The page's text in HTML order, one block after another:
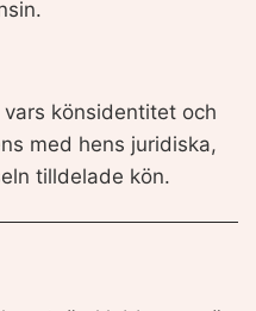
könsidentitet och
med hens juridiska,
tilldelade kön.